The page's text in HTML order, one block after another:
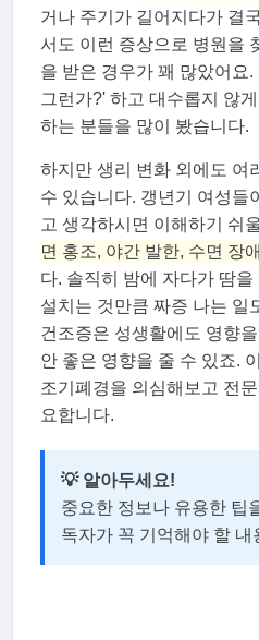
거나 주기가 길어지다가 결
서도 이런 증상으로 병원을
을 받은 경우가 꽤 많았어요
그런가?' 하고 대수롭지 않
하는 분들을 많이 봤습니다.
하지만 생리 변화 외에도 여
수 있습니다. 갱년기 여성들
고 생각하시면 이해하기 쉬
면 홍조, 야간 발한, 수면 장
다. 솔직히 밤에 자다가 땀
설치는 것만큼 짜증 나는 일
건조증은 성생활에도 영향
안 좋은 영향을 줄 수 있죠.
조기폐경을 의심해보고 전
요합니다.
💡 알아두세요!
중요한 정보나 유용한 팁
독자가 꼭 기억해야 할 내